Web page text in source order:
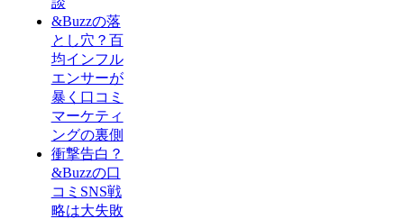
&Buzzの落
とし穴？百
均インフル
エンサーが
暴く口コミ
マーケティ
ングの裏側
衝撃告白？
&Buzzの口
コミSNS戦
略は大失敗